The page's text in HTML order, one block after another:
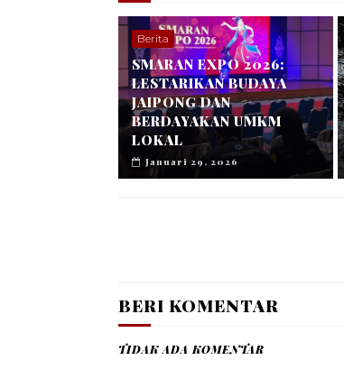
Berita
SMARAN EXPO 2026:
LESTARIKAN BUDAYA
JAIPONG DAN
BERDAYAKAN UMKM
LOKAL
Januari 29, 2026
BERI KOMENTAR
TIDAK ADA KOMENTAR